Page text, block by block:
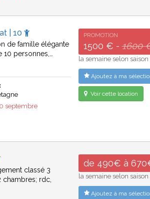
| 10
de famille élégante
10 personnes,…
septembre
PROMOTION
1500 € -1600
la semaine selon saison
Ajoutez à ma
Voir cette location
classé 3
chambres; rdc,
de 490€ à
la semaine selon saison
Ajoutez à ma